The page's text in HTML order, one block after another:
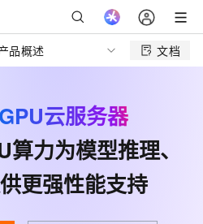
品概述 文档
GPU云服务器
力为模型推理、
更强性能支持